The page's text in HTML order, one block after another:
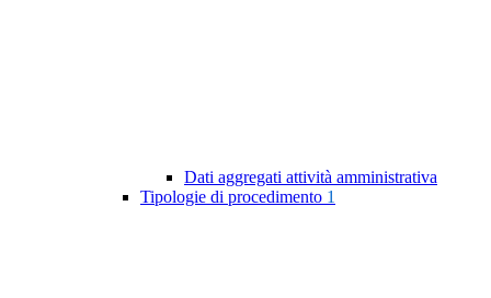
Dati aggregati attività amministrativa
Tipologie di procedimento 1